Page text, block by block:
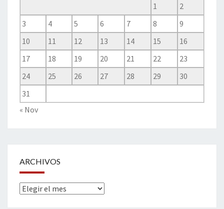
1
2
3
4 5 6 7 8
9
10
11 12 13 14 15
16
17
18 19 20 21 22
23
24
25 26 27 28 29
30
31
« Nov
ARCHIVOS
Archivos